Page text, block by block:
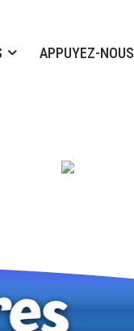
APPUYEZ-NOUS